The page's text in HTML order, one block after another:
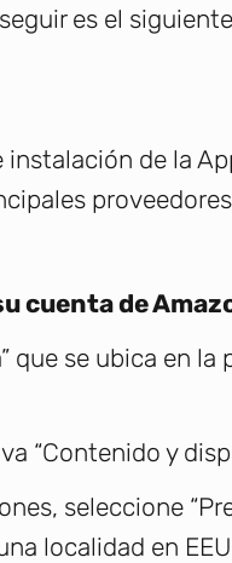
es el
de la
cuenta de
que se ubica en
“Contenido y
seleccione
localidad en